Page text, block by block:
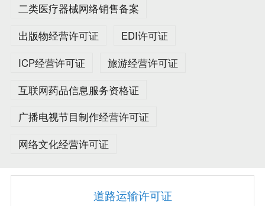
二类医疗器械网络销售备案
出版物经营许可证
EDI许可证
ICP经营许可证
旅游经营许可证
互联网药品信息服务资格证
广播电视节目制作经营许可证
网络文化经营许可证
道路运输许可证